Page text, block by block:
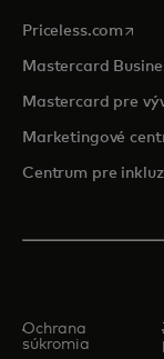
Priceless.com
Mastercard
Mastercard pre
Marketingové
Centrum pre
Ochrana
súkromia